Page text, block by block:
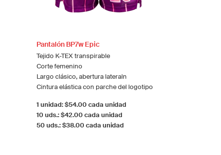
Pantalón BP7w Epic
Tejido K-TEX transpirable
Corte femenino
Largo clásico, abertura lateraln
Cintura elástica con parche del logotipo
1 unidad: $54.00 cada unidad
10 uds.: $42.00 cada unidad
50 uds.: $38.00 cada unidad